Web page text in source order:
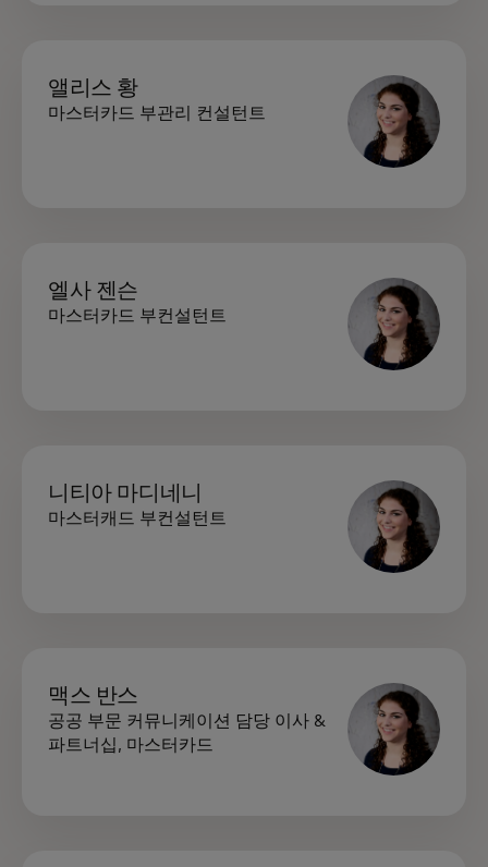
앨리스 황
마스터카드 부관리 컨설턴트
엘사 젠슨
마스터카드 부컨설턴트
니티아 마디네니
마스터캐드 부컨설턴트
맥스 반스
공공 부문 커뮤니케이션 담당 이사 &
파트너십, 마스터카드